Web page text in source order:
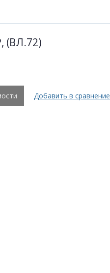
(ВЛ.72)
Добавить в сравнение